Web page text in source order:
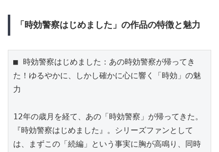
「時効警察はじめました」の作品の特徴と魅力
■ 時効警察はじめました：あの時効警察が帰ってき
た！ゆるやかに、しかし確かに心に響く「時効」の魅
力
12年の歳月を経て、あの「時効警察」が帰ってきた。
『時効警察はじめました』。シリーズファンとして
は、まずこの「続編」という事実に胸が高鳴り、同時